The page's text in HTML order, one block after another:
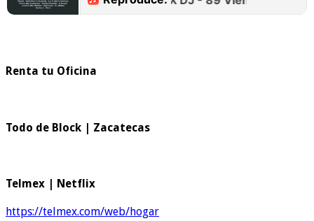
Renta tu Oficina
Todo de Block | Zacatecas
Telmex | Netflix
https://telmex.com/web/hogar